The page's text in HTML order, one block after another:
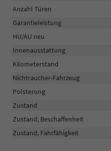
Anzahl Türen
Garantieleistung
HU/AU neu
Innenausstattung
Kilometerstand
Nichtraucher-Fahrzeug
Polsterung
Zustand
Zustand, Beschaffenheit
Zustand, Fahrfähigkeit